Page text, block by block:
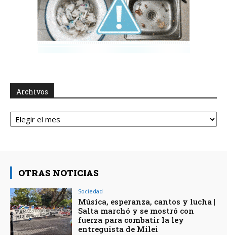
Archivos
Archivos
OTRAS NOTICIAS
Sociedad
Música, esperanza, cantos y lucha |
Salta marchó y se mostró con
fuerza para combatir la ley
entreguista de Milei